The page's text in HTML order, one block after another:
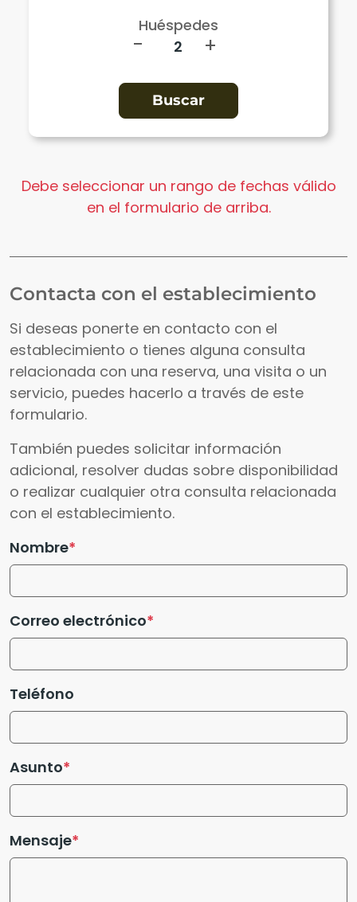
Huéspedes
- +
Debe seleccionar un rango de fechas válido
en el formulario de arriba.
Contacta con el establecimiento
Si deseas ponerte en contacto con el
establecimiento o tienes alguna consulta
relacionada con una reserva, una visita o un
servicio, puedes hacerlo a través de este
formulario.
También puedes solicitar información
adicional, resolver dudas sobre disponibilidad
o realizar cualquier otra consulta relacionada
con el establecimiento.
Nombre
Correo electrónico
Teléfono
Asunto
Mensaje